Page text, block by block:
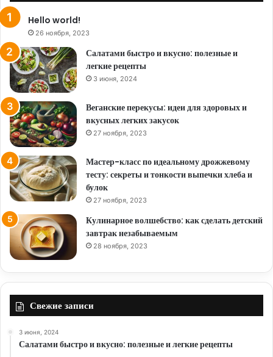
Hello world!
26 ноября, 2023
Салатами быстро и вкусно: полезные и
легкие рецепты
3 июня, 2024
Веганские перекусы: идеи для здоровых и
вкусных легких закусок
27 ноября, 2023
Мастер-класс по идеальному дрожжевому
тесту: секреты и тонкости выпечки хлеба и
булок
27 ноября, 2023
Кулинарное волшебство: как сделать детский
завтрак незабываемым
28 ноября, 2023
Свежие записи
3 июня, 2024
Салатами быстро и вкусно: полезные и легкие рецепты